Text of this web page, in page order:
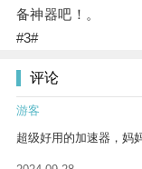
备神器吧！。
#3#
评论
游客
超级好用的加速器，妈